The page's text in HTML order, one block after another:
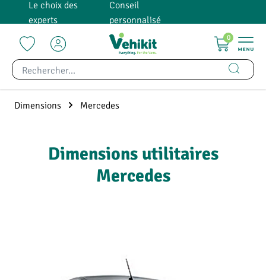
principal
Le choix des
experts
Conseil
personnalisé
0
Dimensions Mercedes
Dimensions utilitaires
Mercedes